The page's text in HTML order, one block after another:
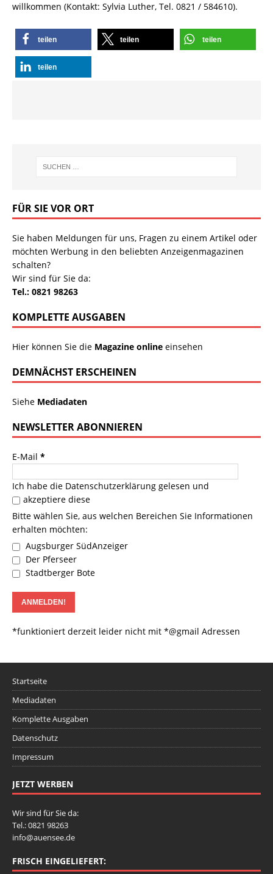
willkommen (Kontakt: Sylvia Luther, Tel. 0821 / 584610).
teilen teilen teilen
teilen
FÜR SIE VOR ORT
Sie haben Meldungen für uns, Fragen zu einem Artikel oder
möchten Werbung in den beliebten Anzeigenmagazinen
schalten?
Wir sind für Sie da:
Tel.: 0821 98263
KOMPLETTE AUSGABEN
Hier können Sie die Magazine online einsehen
DEMNÄCHST ERSCHEINEN
Siehe Mediadaten
NEWSLETTER ABONNIEREN
E-Mail *
Ich habe die Datenschutzerklärung gelesen und
akzeptiere diese
Bitte wählen Sie, aus welchen Bereichen Sie Informationen
erhalten möchten:
Augsburger SüdAnzeiger
Der Pferseer
Stadtberger Bote
*funktioniert derzeit leider nicht mit *@gmail Adressen
Startseite
Mediadaten
Komplette Ausgaben
Datenschutz
Impressum
JETZT WERBEN
Wir sind für Sie da:
Tel.: 0821 98263
info@auensee.de
FRISCH EINGELIEFERT: